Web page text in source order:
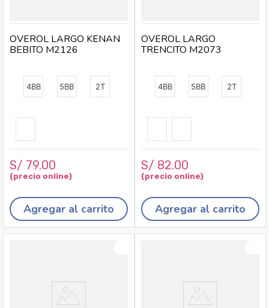
4BB 5BB 2T
OVEROL LARGO KENAN
BEBITO M2126
S/ 79.00
Agregar al carrito
4BB 5BB 2T
OVEROL LARGO
TRENCITO M2073
S/ 82.00
Agregar al carrito